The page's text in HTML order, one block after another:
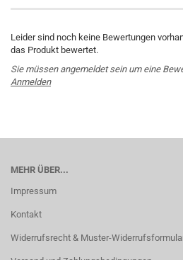
Leider sind noch keine Bewertungen
das Produkt bewertet.
Sie müssen angemeldet sein um eine
Anmelden
MEHR ÜBER...
Impressum
Kontakt
Widerrufsrecht & Muster-